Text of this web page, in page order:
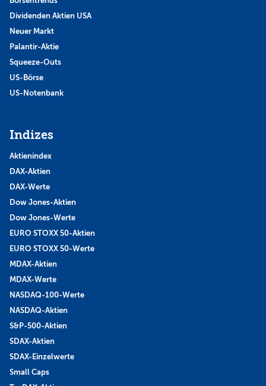
Dividenden Aktien USA
Neuer Markt
Palantir-Aktie
Squeeze-Outs
US-Börse
US-Notenbank
Indizes
Aktienindex
DAX-Aktien
DAX-Werte
Dow Jones-Aktien
Dow Jones-Werte
EURO STOXX 50-Aktien
EURO STOXX 50-Werte
MDAX-Aktien
MDAX-Werte
NASDAQ-100-Werte
NASDAQ-Aktien
S&P-500-Aktien
SDAX-Aktien
SDAX-Einzelwerte
Small Caps